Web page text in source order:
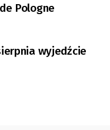
Pologne
wyjedźcie